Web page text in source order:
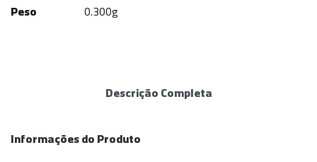
Peso
0.300g
Descrição Completa
Informações do Produto